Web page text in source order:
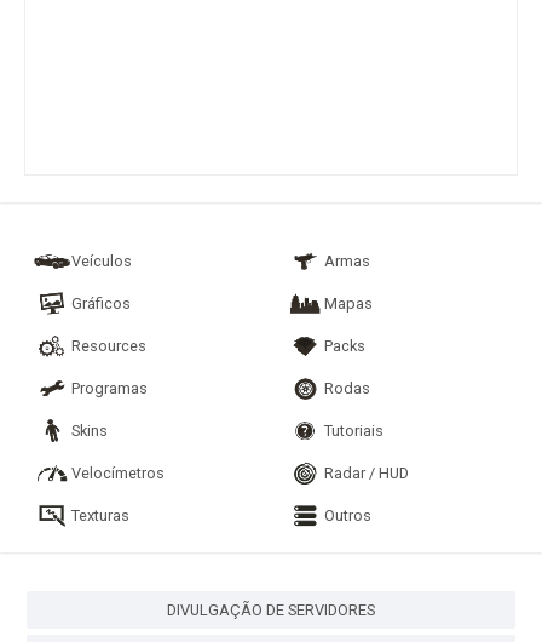
Veículos Armas
Gráficos Mapas
Resources Packs
Programas Rodas
Skins Tutoriais
Velocímetros Radar / HUD
Texturas Outros
DIVULGAÇÃO DE SERVIDORES